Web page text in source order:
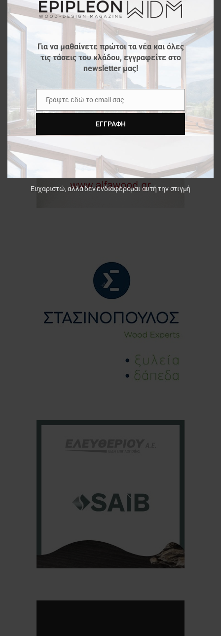
Για να μαθαίνετε πρώτοι τα νέα και όλες
τις τάσεις του κλάδου, εγγραφείτε στο
newsletter μας!
Email
Γράψτε εδώ το email σας
ΕΓΓΡΑΦΉ
Ευχαριστώ, αλλά δεν ενδιαφέρομαι αυτή την στιγμή